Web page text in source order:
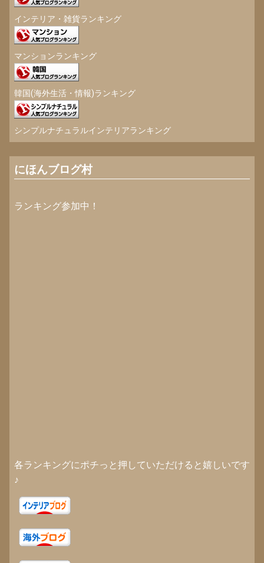
インテリア・雑貨ランキング
マンションランキング
韓国(海外生活・情報)ランキング
シンプルナチュラルインテリアランキング
にほんブログ村
ランキング参加中！
各ランキングにポチっと押していただけると嬉しいです
♪